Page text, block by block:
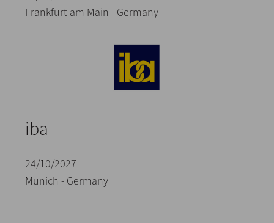
Frankfurt am Main - Germany
iba
24/10/2027
Munich - Germany